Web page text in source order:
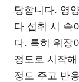
당합니다. 영
다 섭취 시 속
다. 특히 위장
정도로 시작
정도 주고 반